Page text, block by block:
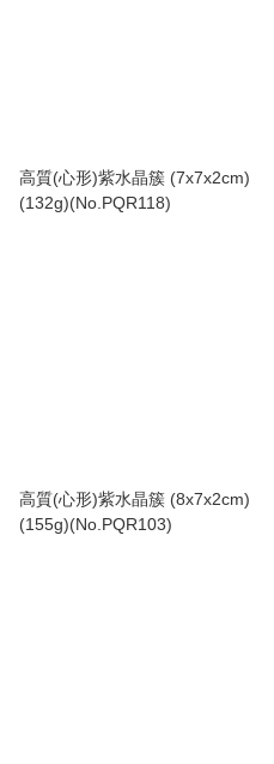
高質(心形)紫水晶簇 (7x7x2cm)
(132g)(No.PQR118)
高質(心形)紫水晶簇 (8x7x2cm)
(155g)(No.PQR103)